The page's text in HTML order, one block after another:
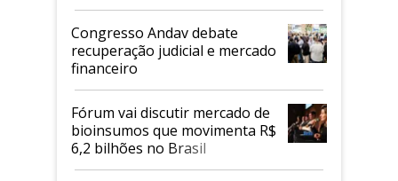
Congresso Andav debate
recuperação judicial e mercado
financeiro
Fórum vai discutir mercado de
bioinsumos que movimenta R$
6,2 bilhões no Brasil